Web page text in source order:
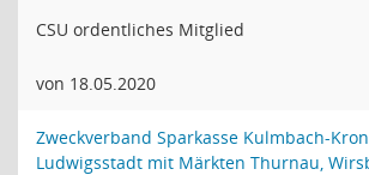
CSU ordentliches Mitglied
von 18.05.2020
Zweckverband Sparkasse Kulmbach-
Ludwigsstadt mit Märkten Thurnau,